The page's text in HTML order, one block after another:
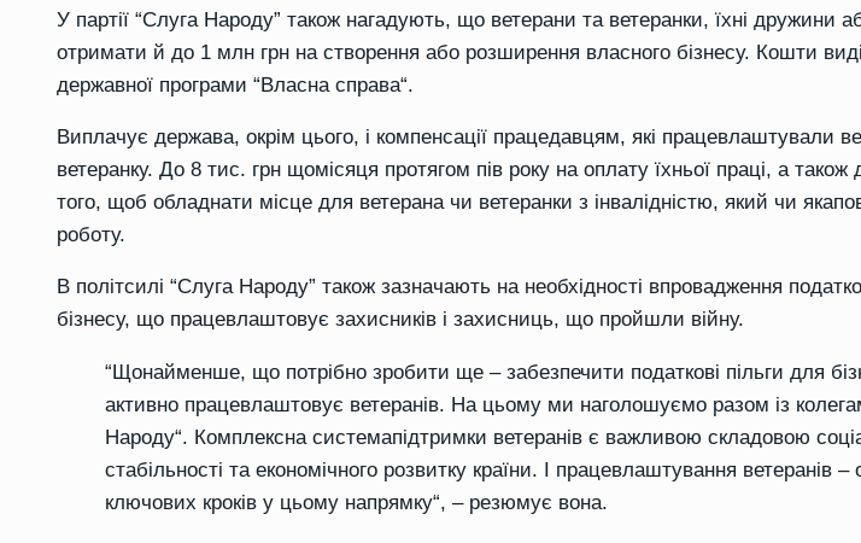
У партії “Слуга Народу” також нагадують, що ветерани та ветеранки, їхні дружини
отримати й до 1 млн грн на створення або розширення власного бізнесу. Кошти
державної програми “ Власна справа“.
Виплачує держава, окрім цього, і компенсації працедавцям, які працевлаштували
ветеранку. До 8 тис. грн щомісяця протягом пів року на оплату їхньої праці, а також
того, щоб обладнати місце для ветерана чи ветеранки з інвалідністю, який чи яка
роботу.
В політсилі “Слуга Народу” також зазначають на необхідності впровадження
бізнесу, що працевлаштовує захисників і захисниць, що пройшли війну.
“ Щонайменше, що потрібно зробити ще –забезпечити податкові пільги для
активно працевлаштовує ветеранів. На цьому ми наголошуємо разом із
Народу“. Комплексна системапідтримки ветеранів є важливою складовою
стабільності та економічного розвитку країни. І працевлаштування ветеранів –
ключових кроків у цьому напрямку“, – резюмує вона.